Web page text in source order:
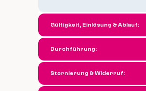
Gültigkeit, Einlösung & Ablauf:
Durchführung:
Stornierung & Widerruf: